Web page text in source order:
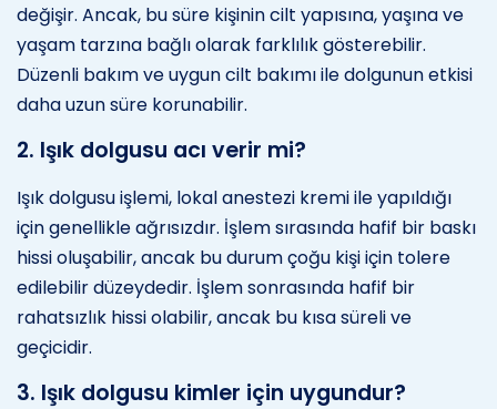
değişir. Ancak, bu süre kişinin cilt yapısına, yaşına ve
yaşam tarzına bağlı olarak farklılık gösterebilir.
Düzenli bakım ve uygun cilt bakımı ile dolgunun etkisi
daha uzun süre korunabilir.
2. Işık dolgusu acı verir mi?
Işık dolgusu işlemi, lokal anestezi kremi ile yapıldığı
için genellikle ağrısızdır. İşlem sırasında hafif bir baskı
hissi oluşabilir, ancak bu durum çoğu kişi için tolere
edilebilir düzeydedir. İşlem sonrasında hafif bir
rahatsızlık hissi olabilir, ancak bu kısa süreli ve
geçicidir.
3. Işık dolgusu kimler için uygundur?